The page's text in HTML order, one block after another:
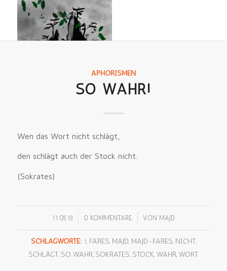
APHORISMEN
SO WAHR!
Wen das Wort nicht schlägt,
den schlägt auch der Stock nicht.
(Sokrates)
11.05.13 0 KOMMENTARE
/ VON MAJD
SCHLAGWORTE: !, FARES, MAJD, MAJD-FARES, NICHT,
SCHLÄGT, SO WAHR, SOKRATES, STOCK,WAHR,WORT